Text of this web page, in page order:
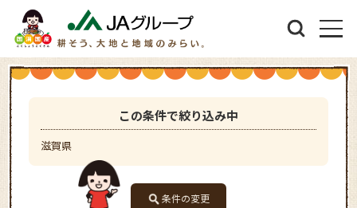
この条件で絞り込み中
滋賀県
条件の変更